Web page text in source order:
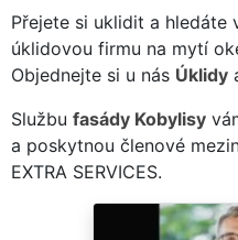
Přejete si uklidit a hledáte
úklidovou firmu na mytí
Objednejte si u nás Úklidy
Službu fasády Kobylisy
a poskytnou členové
EXTRA SERVICES.